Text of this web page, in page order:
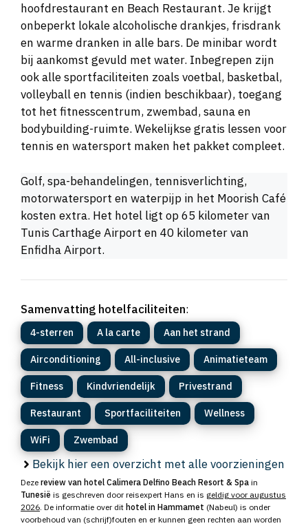
hoofdrestaurant en Beach Restaurant. Je krijgt
onbeperkt lokale alcoholische drankjes, frisdrank
en warme dranken in alle bars. De minibar wordt
bij aankomst gevuld met water. Inbegrepen zijn
ook alle sportfaciliteiten zoals voetbal, basketbal,
volleyball en tennis (indien beschikbaar), toegang
tot het fitnesscentrum, zwembad, sauna en
bodybuilding-ruimte. Wekelijkse gratis lessen voor
tennis en watersport maken het pakket compleet.
Golf, spa-behandelingen, tennisverlichting,
motorwatersport en waterpijp in het Moorish Café
kosten extra. Het hotel ligt op 65 kilometer van
Tunis Carthage Airport en 40 kilometer van
Enfidha Airport.
Samenvatting hotelfaciliteiten:
4-sterren A la carte Aan het strand
Airconditioning All-inclusive Animatieteam
Fitness Kindvriendelijk Privestrand
Restaurant Sportfaciliteiten Wellness
WiFi Zwembad
Bekijk hier een overzicht met alle voorzieningen
Deze review van hotel Calimera Delfino Beach Resort & Spa in
Tunesië is geschreven door reisexpert Hans en is geldig voor augustus
2026 . De informatie over dit hotel in Hammamet (Nabeul) is onder
voorbehoud van (schrijf)fouten en er kunnen geen rechten aan worden